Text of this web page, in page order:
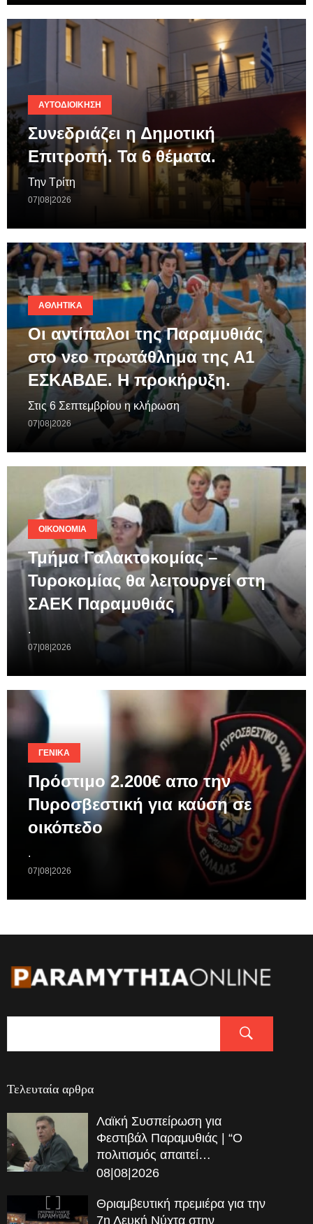
ΑΥΤΟΔΙΟΊΚΗΣΗ
Συνεδριάζει η Δημοτική
Επιτροπή. Τα 6 θέματα.
Την Τρίτη
07|08|2026
ΑΘΛΗΤΙΚΆ
Οι αντίπαλοι της Παραμυθιάς
στο νεο πρωτάθλημα της A1
ΕΣΚΑΒΔΕ. Η προκήρυξη.
Στις 6 Σεπτεμβρίου η κλήρωση
07|08|2026
ΟΙΚΟΝΟΜΊΑ
Τμήμα Γαλακτοκομίας –
Τυροκομίας θα λειτουργεί στη
ΣΑΕΚ Παραμυθιάς
.
07|08|2026
ΓΕΝΙΚΆ
Πρόστιμο 2.200€ απο την
Πυροσβεστική για καύση σε
οικόπεδο
.
07|08|2026
Τελευταία αρθρα
Λαϊκή Συσπείρωση για
Φεστιβάλ Παραμυθιάς | “Ο
πολιτισμός απαιτεί…
08|08|2026
Θριαμβευτική πρεμιέρα για την
7η Λευκή Νύχτα στην